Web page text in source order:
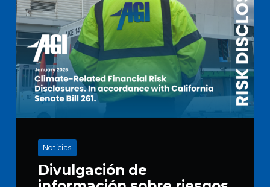
Noticias
Divulgación de